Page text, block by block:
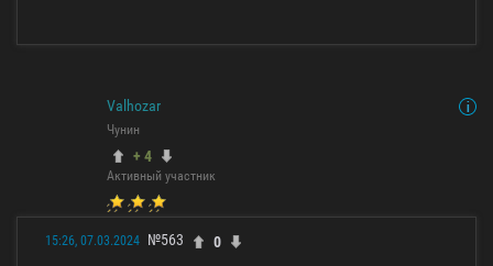
Valhozar
Чунин
+ 4
Активный участник
15:26, 07.03.2024 №563 0